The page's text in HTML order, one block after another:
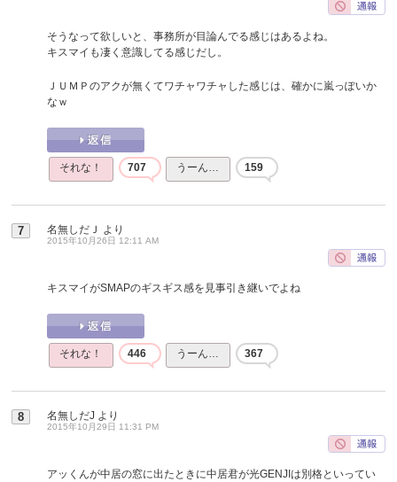
そうなって欲しいと、事務所が目論んでる感じはあるよね。
キスマイも凄く意識してる感じだし。
ＪＵＭＰのアクが無くてワチャワチャした感じは、確かに嵐っぽいか
なｗ
それな！ 707 うーん… 159
7 名無しだＪ より
2015年10月26日 12:11 AM
キスマイがSMAPのギスギス感を見事引き継いでよね
それな！ 446 うーん… 367
8 名無しだJ より
2015年10月29日 11:31 PM
アッくんが中居の窓に出たときに中居君が光GENJIは別格といってい